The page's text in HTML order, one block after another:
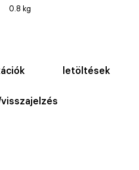
0.8 kg
letöltések